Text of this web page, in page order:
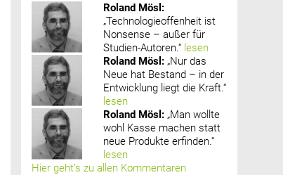
Roland Mösl :
„Technologieoffenheit ist
Nonsense – außer für
Studien-Autoren.“ lesen
Roland Mösl : „Nur das
Neue hat Bestand – in der
Entwicklung liegt die Kraft.“
lesen
Roland Mösl : „Man wollte
wohl Kasse machen statt
neue Produkte erfinden.“
lesen
Hier geht’s zu allen Kommentaren